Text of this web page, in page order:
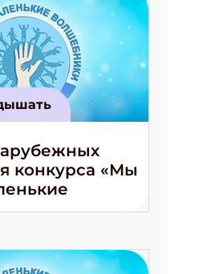
конкурса «Мы
ПОДПИСАТЬСЯ